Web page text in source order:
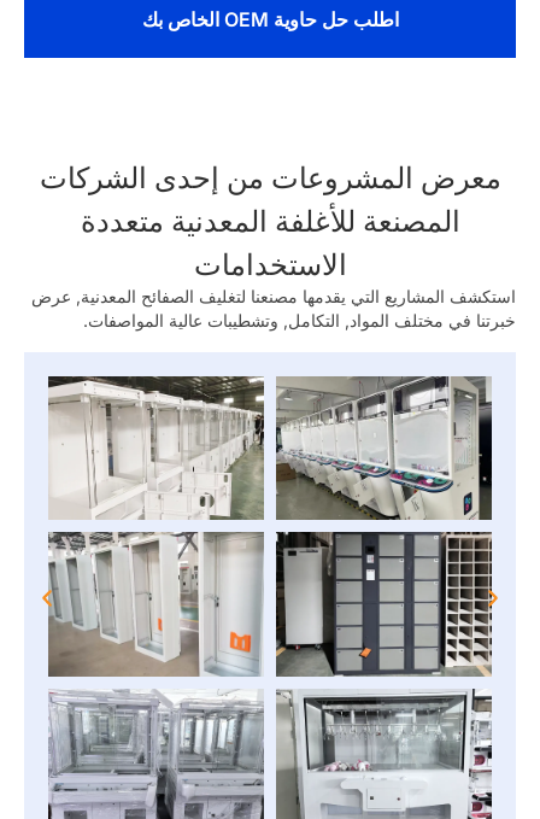
اطلب حل حاوية OEM الخاص بك
معرض المشروعات من إحدى الشركات
المصنعة للأغلفة المعدنية متعددة
الاستخدامات
استكشف المشاريع التي يقدمها مصنعنا لتغليف الصفائح المعدنية, عرض
خبرتنا في مختلف المواد, التكامل, وتشطيبات عالية المواصفات.